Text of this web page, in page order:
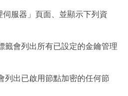
服器」頁面、並顯示下列資
籤會列出所有已設定的金鑰管理
列出已啟用節點加密的任何節